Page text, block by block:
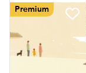
Premium